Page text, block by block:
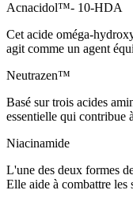
Acnacidol™- 10-HDA
Cet acide oméga-
agit comme un agent
Neutrazen™
Basé sur trois acides
essentielle qui contribue
Niacinamide
L'une des deux formes
Elle aide à combattre les